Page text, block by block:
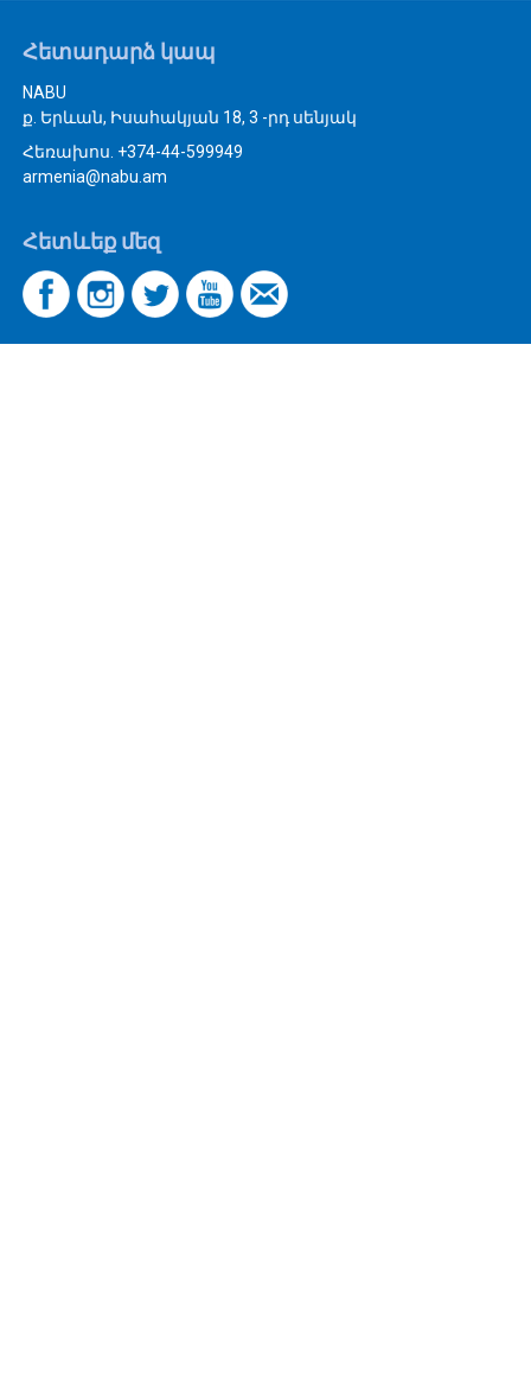
Հետադարձ կապ
NABU
ք. Երևան, Իսահակյան 18, 3 -րդ սենյակ
Հեռախոս. +374-44-599949
armenia@nabu.am
Հետևեք մեզ